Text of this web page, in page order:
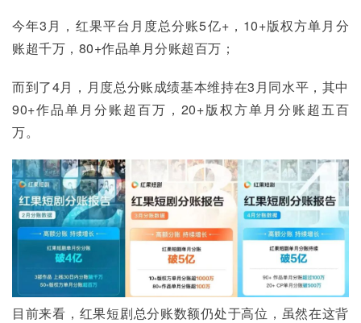
今年3月，红果平台月度总分账5亿+，10+版权方单月分
账超千万，80+作品单月分账超百万；
而到了4月，月度总分账成绩基本维持在3月同水平，其中
90+作品单月分账超百万，20+版权方单月分账超五百
万。
目前来看，红果短剧总分账数额仍处于高位，虽然在这背